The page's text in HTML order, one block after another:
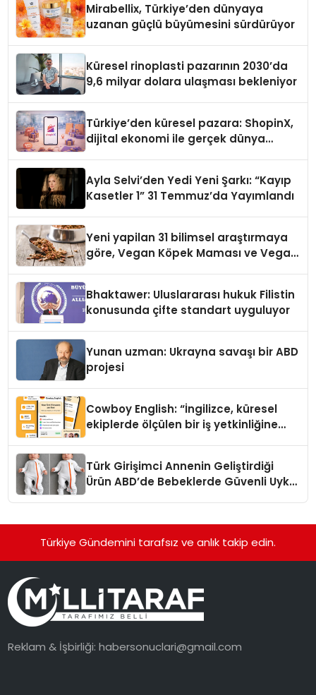
Mirabellix, Türkiye’den dünyaya
uzanan güçlü büyümesini sürdürüyor
Küresel rinoplasti pazarının 2030’da
9,6 milyar dolara ulaşması bekleniyor
Türkiye’den küresel pazara: ShopinX,
dijital ekonomi ile gerçek dünya
Ayla Selvi’den Yedi Yeni Şarkı: “Kayıp
Kasetler 1” 31 Temmuz’da Yayımlandı
Yeni yapilan 31 bilimsel araştırmaya
göre, Vegan Köpek Maması ve Vegan
Bhaktawer: Uluslararası hukuk Filistin
konusunda çifte standart uyguluyor
Yunan uzman: Ukrayna savaşı bir ABD
projesi
Cowboy English: “İngilizce, küresel
ekiplerde ölçülen bir iş yetkinliğine
Türk Girişimci Annenin Geliştirdiği
Ürün ABD’de Bebeklerde Güvenli Uyku
Türkiye Gündemini tarafsız ve anlık takip edin.
Reklam & İşbirliği:habersonuclari@gmail.com